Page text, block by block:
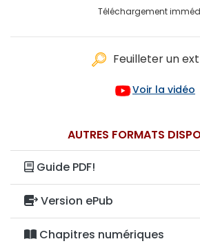
Téléchargement
Feuilleter un
Voir la vidéo
AUTRES FORMATS
Guide PDF!
Version ePub
Chapitres numériques